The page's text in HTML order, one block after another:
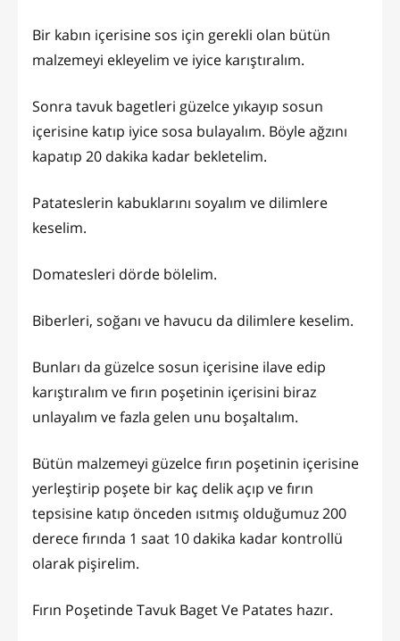
Bir kabın içerisine sos için gerekli olan bütün
malzemeyi ekleyelim ve iyice karıştıralım.
Sonra tavuk bagetleri güzelce yıkayıp sosun
içerisine katıp iyice sosa bulayalım. Böyle ağzını
kapatıp 20 dakika kadar bekletelim.
Patateslerin kabuklarını soyalım ve dilimlere
keselim.
Domatesleri dörde bölelim.
Biberleri, soğanı ve havucu da dilimlere keselim.
Bunları da güzelce sosun içerisine ilave edip
karıştıralım ve fırın poşetinin içerisini biraz
unlayalım ve fazla gelen unu boşaltalım.
Bütün malzemeyi güzelce fırın poşetinin içerisine
yerleştirip poşete bir kaç delik açıp ve fırın
tepsisine katıp önceden ısıtmış olduğumuz 200
derece fırında 1 saat 10 dakika kadar kontrollü
olarak pişirelim.
Fırın Poşetinde Tavuk Baget Ve Patates hazır.